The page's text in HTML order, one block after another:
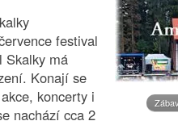
festival
Skalky má
Konají se
koncerty i
nachází cca 2